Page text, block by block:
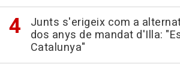
Junts s'erigeix com a
dos anys de mandat d'Illa:
Catalunya"